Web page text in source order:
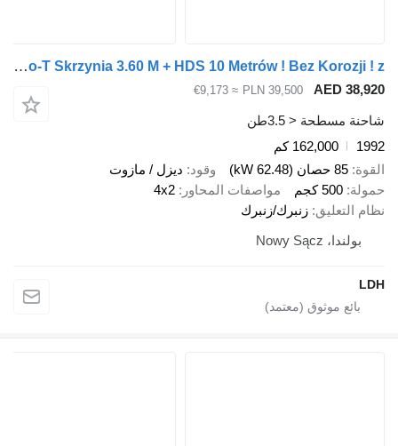
Nissan Atleon Eco-T Skrzynia 3.60 M + HDS 10 Metrów ! Bez Korozji ! z
AED
PLN 39,500
≈ €9,173
مسطحة < 3.5طن
162,000 كم
85 حصان (62.48 kW) وقود
ديزل / مازوت
500 كجم مواصفات المحاور 4x2
التعليق زنبرك/زنبرك
بولندا، Nowy Sącz